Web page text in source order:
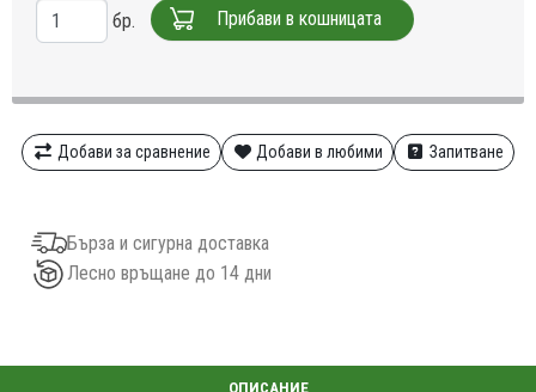
бр. Прибави в кошницата
Добави за сравнение Добави в любими Запитване
Бърза и сигурна доставка
Лесно връщане до 14 дни